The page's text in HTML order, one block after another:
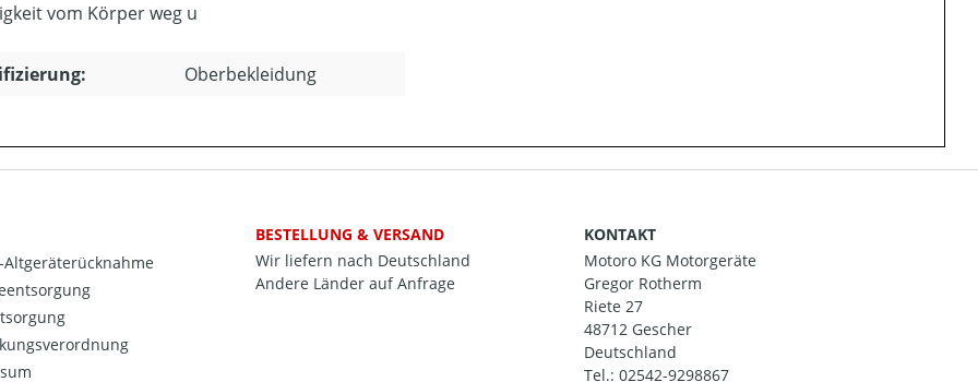
vom Körper weg u
Oberbekleidung
Altgeräterücknahme
BESTELLUNG & VERSAND
Wir liefern nach Deutschland
Andere Länder auf Anfrage
KONTAKT
Motoro KG Motorgeräte
Gregor Rotherm
Riete 27
48712 Gescher
Deutschland
Tel.: 02542-9298867